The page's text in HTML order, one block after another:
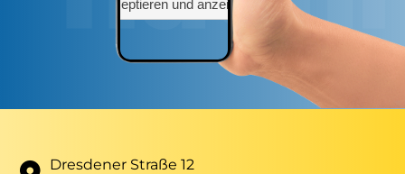
Dresdener Straße 12